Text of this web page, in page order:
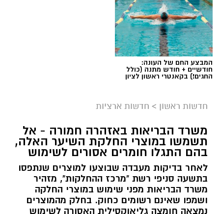
המבצע החם של העונה:
חודשיים + חודש מתנה (כולל
החגים!) בקאנטרי ראשון לציון
חדשות ראשון > חדשות ארציות
משרד הבריאות באזהרה חמורה - אל
תשמשו במוצרי החלקת השיער האלה,
בהם התגלו חומרים אסורים לשימוש
לאחר בדיקות מעבדה שבוצעו למוצרים שנתפסו
בתשעה סניפי רשת "מרכז ההחלקות", מזהיר
משרד הבריאות מפני שימוש במוצרי החלקה
ושמפו שאינם רשומים כחוק. בחלק מהמוצרים
נמצאה חומצה גליאוקסילית האסורה לשימוש